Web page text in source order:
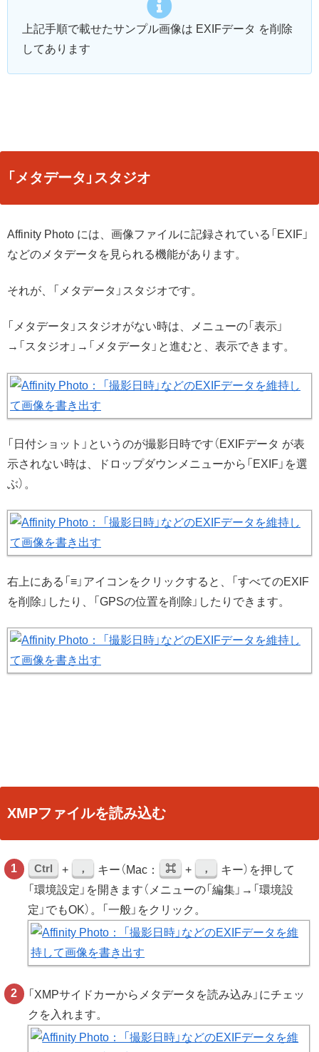
上記手順で載せたサンプル画像は EXIFデータ を削除
してあります
「メタデータ」スタジオ
Affinity Photo には、画像ファイルに記録されている「EXIF」
などのメタデータを見られる機能があります。
それが、「メタデータ」スタジオです。
「メタデータ」スタジオがない時は、メニューの「表示」
→「スタジオ」→「メタデータ」と進むと、表示できます。
「日付ショット」というのが撮影日時です（EXIFデータ が表
示されない時は、ドロップダウンメニューから「EXIF」を選
ぶ）。
右上にある「≡」アイコンをクリックすると、「すべてのEXIF
を削除」したり、「GPSの位置を削除」したりできます。
XMPファイルを読み込む
Ctrl + ， キー（Mac： ⌘ + ，
キー）を押して
「環境設定」を開きます（メニューの「編集」→「環境設
定」でもOK）。「一般」をクリック。
「XMPサイドカーからメタデータを読み込み」にチェッ
クを入れます。